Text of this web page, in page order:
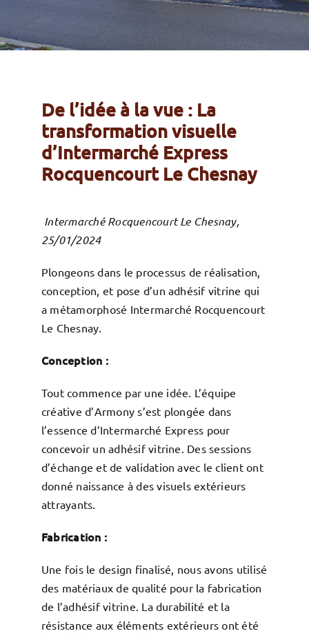
De l’idée à la vue : La
transformation visuelle
d’Intermarché Express
Rocquencourt Le Chesnay
Intermarché Rocquencourt Le Chesnay,
25/01/2024
Plongeons dans le processus de réalisation,
conception, et pose d’un adhésif vitrine qui
a métamorphosé Intermarché Rocquencourt
Le Chesnay.
Conception :
Tout commence par une idée. L’équipe
créative d’Armony s’est plongée dans
l’essence d’Intermarché Express pour
concevoir un adhésif vitrine. Des sessions
d’échange et de validation avec le client ont
donné naissance à des visuels extérieurs
attrayants.
Fabrication :
Une fois le design finalisé, nous avons utilisé
des matériaux de qualité pour la fabrication
de l’adhésif vitrine. La durabilité et la
résistance aux éléments extérieurs ont été